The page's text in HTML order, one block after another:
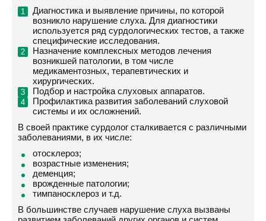
Диагностика и выявление причины, по которой
возникло нарушение слуха. Для диагностики
используется ряд сурдологических тестов, а также
специфические исследования.
Назначение комплексных методов лечения
возникшей патологии, в том числе
медикаментозных, терапевтических и
хирургических.
Подбор и настройка слуховых аппаратов.
Профилактика развития заболеваний слуховой
системы и их осложнений.
В своей практике сурдолог сталкивается с различными
заболеваниями, в их числе:
отосклероз;
возрастные изменения;
деменция;
врожденные патологии;
тимпаносклероз и т.д.
В большинстве случаев нарушение слуха вызваны